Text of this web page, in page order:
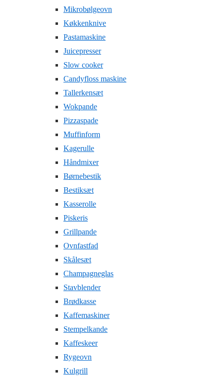
Mikrobølgeovn
Køkkenknive
Pastamaskine
Juicepresser
Slow cooker
Candyfloss maskine
Tallerkensæt
Wokpande
Pizzaspade
Muffinform
Kagerulle
Håndmixer
Børnebestik
Bestiksæt
Kasserolle
Piskeris
Grillpande
Ovnfastfad
Skålesæt
Champagneglas
Stavblender
Brødkasse
Kaffemaskiner
Stempelkande
Kaffeskeer
Rygeovn
Kulgrill